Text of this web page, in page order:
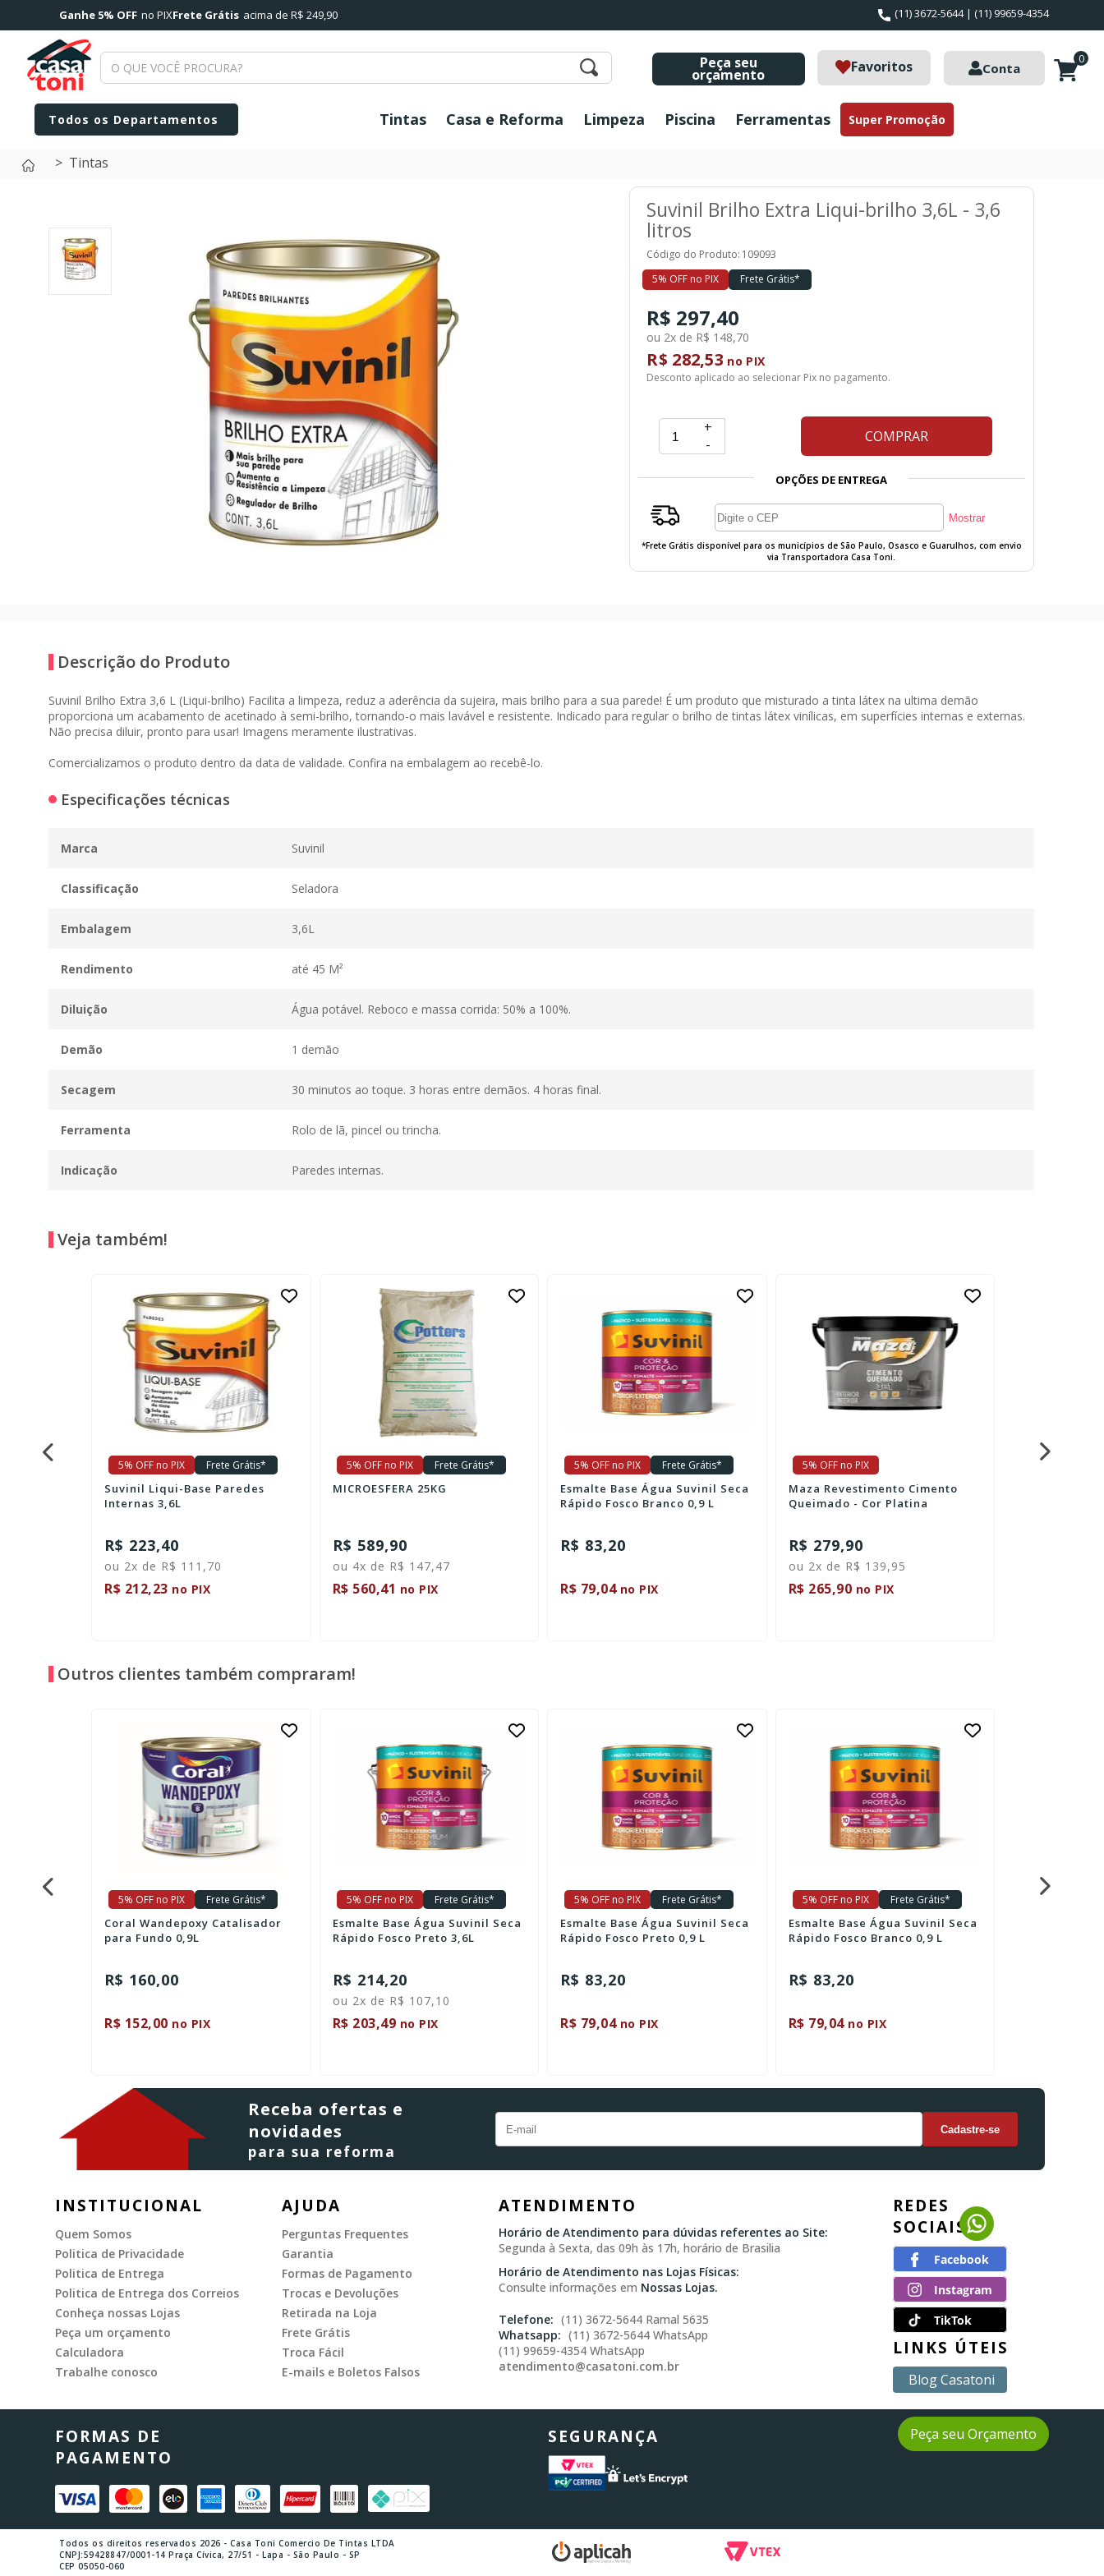
Peça seu Orçamento
Ganhe 5% OFF no PIXFrete Grátis acima de R$ 249,90 (11) 3672-5644 | (11) 99659-4354
Peça seu
orçamento Favoritos Conta
0
Tintas Casa e Reforma Limpeza Piscina Ferramentas Super Promoção
Tintas
Suvinil Brilho Extra Liqui-brilho 3,6L - 3,6
litros
Código do Produto: 109093
5% OFF no PIX
Frete Grátis*
R$ 297,40
ou 2x de R$ 148,70
R$ 282,53 no PIX
Desconto aplicado ao selecionar Pix no pagamento.
+
-
COMPRAR
OPÇÕES DE ENTREGA
*Frete Grátis disponível para os municípios de São Paulo, Osasco e Guarulhos, com envio
via Transportadora Casa Toni.
Descrição do Produto
Suvinil Brilho Extra 3,6 L (Liqui-brilho) Facilita a limpeza, reduz a aderência da sujeira, mais brilho para a sua parede! É um produto que misturado a tinta látex na ultima demão
proporciona um acabamento de acetinado à semi-brilho, tornando-o mais lavável e resistente. Indicado para regular o brilho de tintas látex vinílicas, em superfícies internas e externas.
Não precisa diluir, pronto para usar! Imagens meramente ilustrativas.
Comercializamos o produto dentro da data de validade. Confira na embalagem ao recebê-lo.
Especificações técnicas
Marca Suvinil
Classificação Seladora
Embalagem 3,6L
Rendimento até 45 M²
Diluição Água potável. Reboco e massa corrida: 50% a 100%.
Demão 1 demão
Secagem 30 minutos ao toque. 3 horas entre demãos. 4 horas final.
Ferramenta Rolo de lã, pincel ou trincha.
Indicação Paredes internas.
Veja também!
5% OFF no PIX Frete Grátis*
Suvinil Liqui-Base Paredes
Internas 3,6L
R$ 223,40
ou 2x de R$ 111,70
R$ 212,23 no PIX
5% OFF no PIX Frete Grátis*
MICROESFERA 25KG
R$ 589,90
ou 4x de R$ 147,47
R$ 560,41 no PIX
5% OFF no PIX Frete Grátis*
Esmalte Base Água Suvinil Seca
Rápido Fosco Branco 0,9 L
R$ 83,20
R$ 79,04no PIX
5% OFF no PIX
Maza Revestimento Cimento
Queimado - Cor Platina
R$ 279,90
ou 2x de R$ 139,95
R$ 265,90 no PIX
5% OFF no PIX
Outros clientes também compraram!
5% OFF no PIX Frete Grátis*
Coral Wandepoxy Catalisador
para Fundo 0,9L
R$ 160,00
R$ 152,00 no PIX
5% OFF no PIX Frete Grátis*
Esmalte Base Água Suvinil Seca
Rápido Fosco Preto 3,6L
R$ 214,20
ou 2x de R$ 107,10
R$ 203,49 no PIX
5% OFF no PIX Frete Grátis*
Esmalte Base Água Suvinil Seca
Rápido Fosco Preto 0,9 L
R$ 83,20
R$ 79,04no PIX
5% OFF no PIX Frete Grátis*
Esmalte Base Água Suvinil Seca
Rápido Fosco Branco 0,9 L
R$ 83,20
R$ 79,04no PIX
5% OFF no PIX
Receba ofertas e
novidades
para sua reforma
INSTITUCIONAL
Quem Somos
Politica de Privacidade
Politica de Entrega
Politica de Entrega dos Correios
Conheça nossas Lojas
Peça um orçamento
Calculadora
Trabalhe conosco
AJUDA
Perguntas Frequentes
Garantia
Formas de Pagamento
Trocas e Devoluções
Retirada na Loja
Frete Grátis
Troca Fácil
E-mails e Boletos Falsos
ATENDIMENTO
Horário de Atendimento para dúvidas referentes ao Site:
Segunda à Sexta, das 09h às 17h, horário de Brasilia
Horário de Atendimento nas Lojas Físicas:
Consulte informações em Nossas Lojas.
(11) 3672-5644 Ramal 5635
(11) 3672-5644 WhatsApp
(11) 99659-4354 WhatsApp
atendimento@casatoni.com.br
REDES
SOCIAIS
TikTok
LINKS ÚTEIS
Blog Casatoni
FORMAS DE
PAGAMENTO
SEGURANÇA
Todos os direitos reservados 2026 - Casa Toni Comercio De Tintas LTDA
CNPJ:59428847/0001-14 Praça Cívica, 27/51 - Lapa - São Paulo - SP
CEP 05050-060